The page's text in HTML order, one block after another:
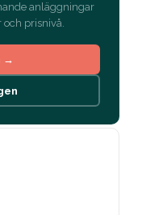
anläggningar
och prisnivå.
→